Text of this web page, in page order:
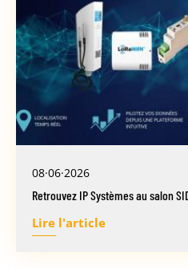
08·06·2026
Retrouvez IP Systèmes au salon
Lire l'article